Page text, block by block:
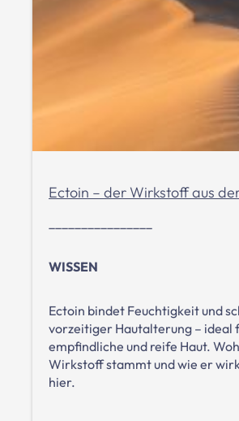
Ectoin – der Wirkstoff aus
WISSEN
Ectoin bindet Feuchtigkeit und
vorzeitiger Hautalterung – ideal
empfindliche und reife Haut.
Wirkstoff stammt und wie er
hier.